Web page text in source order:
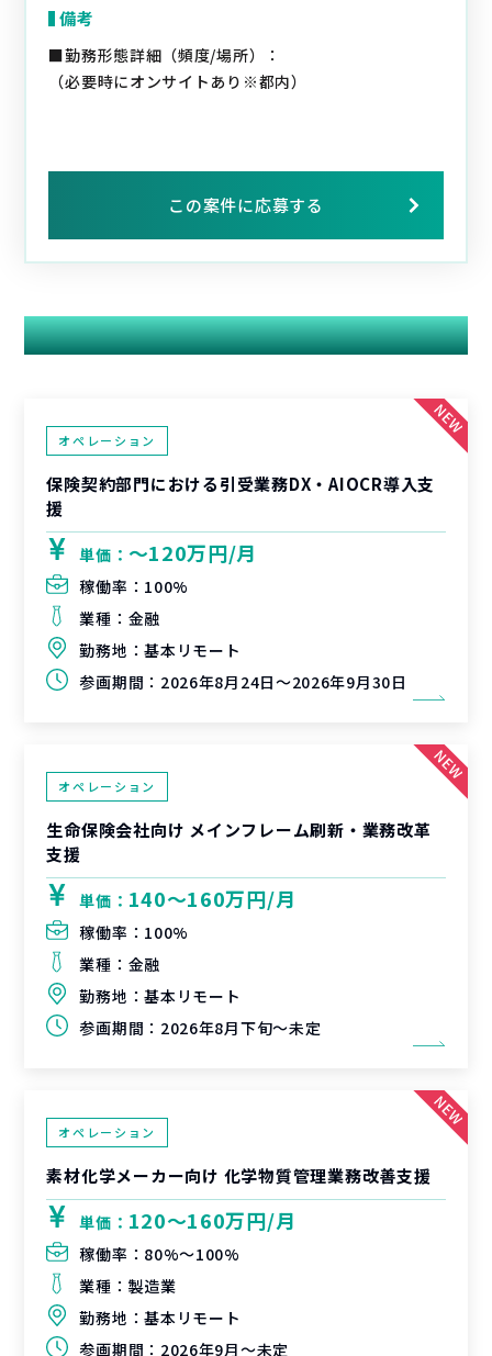
備考
■勤務形態詳細（頻度/場所）：
（必要時にオンサイトあり※都内）
この案件に応募する
関連する案件
オペレーション
保険契約部門における引受業務DX・AIOCR導入支
援
単価： 〜120万円/月
稼働率： 100%
業種： 金融
勤務地：基本リモート
参画期間： 2026年8月24日～2026年9月30日
オペレーション
生命保険会社向け メインフレーム刷新・業務改革
支援
単価： 140〜160万円/月
稼働率： 100%
業種： 金融
勤務地：基本リモート
参画期間： 2026年8月下旬～未定
オペレーション
素材化学メーカー向け 化学物質管理業務改善支援
単価： 120〜160万円/月
稼働率： 80%〜100%
業種： 製造業
勤務地：基本リモート
参画期間： 2026年9月～未定